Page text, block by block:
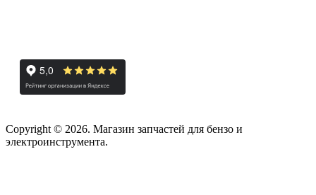
Copyright © 2026. Магазин запчастей для бензо и
электроинструмента.